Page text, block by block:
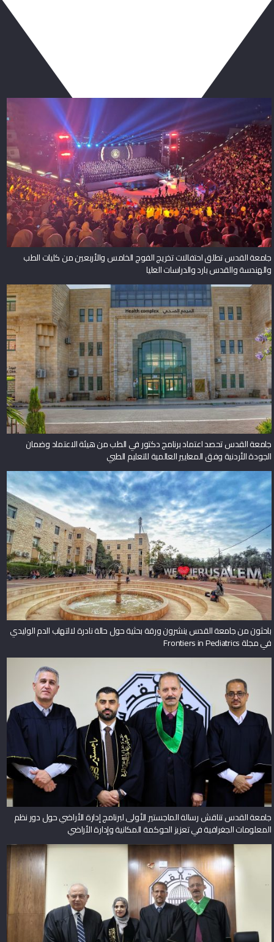
جامعة القدس تطلق احتفالات تخريج الفوج الخامس والأربعين من كليات الطب
والهندسة والقدس بارد والدراسات العليا
جامعة القدس تحصد اعتماد برنامج دكتور في الطب من هيئة الاعتماد وضمان
الجودة الأردنية وفق المعايير العالمية للتعليم الطبي
باحثون من جامعة القدس ينشرون ورقة بحثية حول حالة نادرة لالتهاب الدم الوليدي
في مجلة Frontiers in Pediatrics
جامعة القدس تناقش رسالة الماجستير الأولى لبرنامج إدارة الأراضي حول دور نظم
المعلومات الجغرافية في تعزيز الحوكمة المكانية وإدارة الأراضي